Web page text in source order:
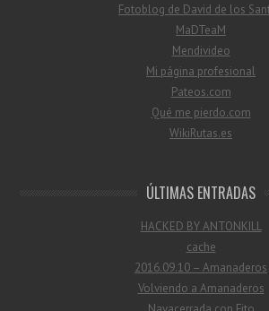
Fotoblog de David de los
MaDTeaM
Mendivideo
Mi página profesional
Pateos.com
Qué me pierdo.com
WikiRutas.es
ÚLTIMAS ENTRADAS
HACKED BY ANTONKILL
cache
2016.09.10 – Amanaderos
Volviendo a Amanaderos